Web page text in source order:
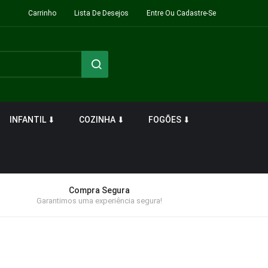
Carrinho Lista De Desejos Entre Ou Cadastre-Se
INFANTIL ⬇ COZINHA ⬇ FOGÕES ⬇
Compra Segura
Garantimos uma experiência segura!